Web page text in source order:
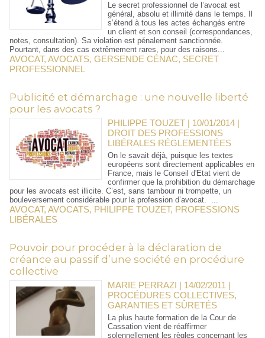
Le secret professionnel de l’avocat est
général, absolu et illimité dans le temps. Il
s’étend à tous les actes échangés entre
un client et son conseil (correspondances,
notes, consultation). Sa violation est pénalement sanctionnée.
Pourtant, dans des cas extrêmement rares, pour des raisons...
AVOCAT, AVOCATS, GERSENDE CÉNAC, SECRET
PROFESSIONNEL
Publicité et démarchage : une nouvelle liberté
pour les avocats ?
PHILIPPE TOUZET | 10/01/2014 |
DROIT DES PROFESSIONS
LIBÉRALES RÉGLEMENTÉES
On le savait déjà, puisque les textes
européens sont directement applicables en
France, mais le Conseil d'Etat vient de
confirmer que la prohibition du démarchage
pour les avocats est illicite. C’est, sans tambour ni trompette, un
bouleversement considérable pour la profession d’avocat. ...
AVOCAT, AVOCATS, PHILIPPE TOUZET, PROFESSIONS
LIBÉRALES
Pouvoir pour procéder à la déclaration de
créance au passif d’une société en procédure
collective
MARIE PERRAZI | 14/02/2011 |
PROCÉDURES COLLECTIVES,
GARANTIES ET SÛRETÉS
La plus haute formation de la Cour de
Cassation vient de réaffirmer
solennellement les règles concernant les